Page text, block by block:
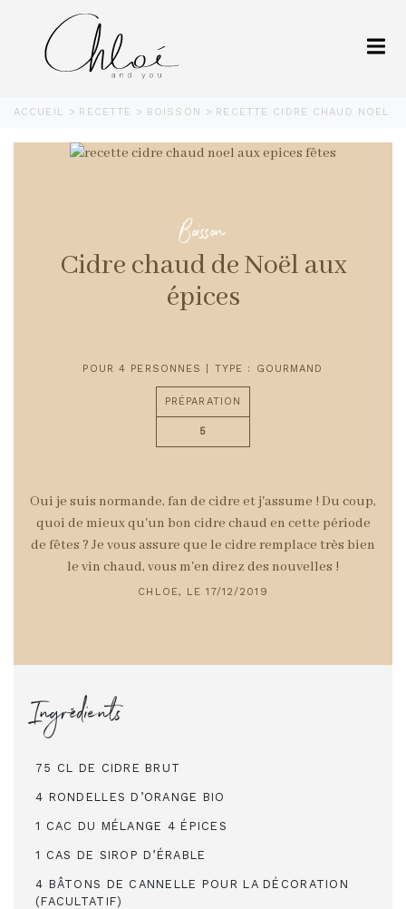
ACCUEIL RECETTE BOISSON RECETTE CIDRE CHAUD NOEL
Boisson
Cidre chaud de Noël aux
épices
POUR 4 PERSONNES | TYPE : GOURMAND
PRÉPARATION
5
Oui je suis normande, fan de cidre et j'assume ! Du coup,
quoi de mieux qu'un bon cidre chaud en cette période
de fêtes ? Je vous assure que le cidre remplace très bien
le vin chaud, vous m'en direz des nouvelles !
CHLOE, LE 17/12/2019
Ingrédients
75 CL DE CIDRE BRUT
4 RONDELLES D’ORANGE BIO
1 CAC DU MÉLANGE 4 ÉPICES
1 CAS DE SIROP D’ÉRABLE
4 BÂTONS DE CANNELLE POUR LA DÉCORATION
(FACULTATIF)